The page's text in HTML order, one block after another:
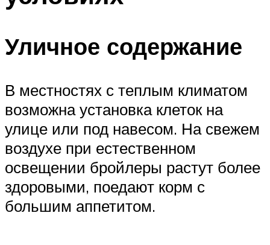
Уличное содержание
В местностях с теплым климатом
возможна установка клеток на
улице или под навесом. На свежем
воздухе при естественном
освещении бройлеры растут более
здоровыми, поедают корм с
большим аппетитом.